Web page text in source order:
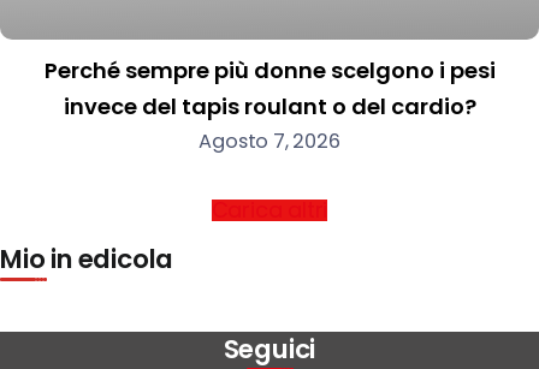
Perché sempre più donne scelgono i pesi
invece del tapis roulant o del cardio?
Agosto 7, 2026
Carica altri
Mio in edicola
Seguici